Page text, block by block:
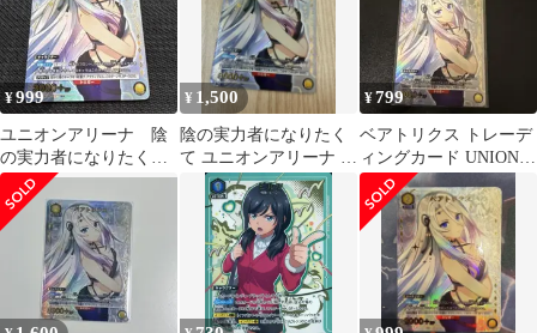
¥999
ユニオンアリーナ 陰
の実力者になりたく
て！ ベアトリクス
U★
¥ 1,500
陰の実力者になりたく
て ユニオンアリーナ ベ
アトリクス パラレル
U★
¥799
ベアトリクス トレーデ
ィングカード UNION
ARENA